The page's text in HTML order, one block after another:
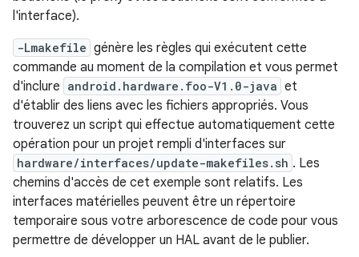
l'interface).
-Lmakefile génère les règles qui exécutent cette
commande au moment de la compilation et vous permet
d'inclure android.hardware.foo-V1.0-java et
d'établir des liens avec les fichiers appropriés. Vous
trouverez un script qui effectue automatiquement cette
opération pour un projet rempli d'interfaces sur
hardware/interfaces/update-makefiles.sh . Les
chemins d'accès de cet exemple sont relatifs. Les
interfaces matérielles peuvent être un répertoire
temporaire sous votre arborescence de code pour vous
permettre de développer un HAL avant de le publier.